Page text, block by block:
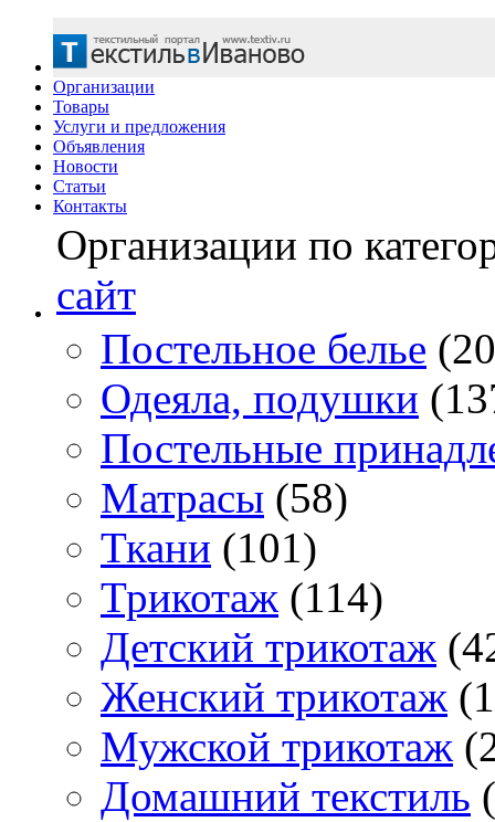
Организации
Товары
Услуги и предложения
Объявления
Новости
Статьи
Контакты
Организации по
сайт
Постельное белье
Одеяла, подушки
Постельные
Матраcы (58)
Ткани (101)
Трикотаж (114)
Детский трикотаж
Женский трикотаж
Мужской трикотаж
Домашний текстиль